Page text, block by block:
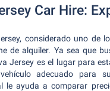
Car Hire:
considerado uno de
de alquiler. Ya sea que
Jersey es el lugar para
adecuado para
le ayuda a comparar